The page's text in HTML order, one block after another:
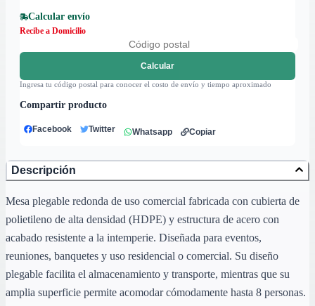
Calcular envío
Recibe a Domicilio
Calcular
Ingresa tu código postal para conocer el costo de envío y tiempo aproximado
Compartir producto
Facebook Twitter Whatsapp Copiar
Descripción
Mesa plegable redonda de uso comercial fabricada con cubierta de
polietileno de alta densidad (HDPE) y estructura de acero con
acabado resistente a la intemperie. Diseñada para eventos,
reuniones, banquetes y uso residencial o comercial. Su diseño
plegable facilita el almacenamiento y transporte, mientras que su
amplia superficie permite acomodar cómodamente hasta 8 personas.